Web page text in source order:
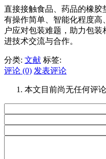
直接接触食品、药品的橡胶
有操作简单、智能化程度高
户应对包装难题，助力包
进技术交流与合作。
分类: 文献 标签:
评论 (0) 发表评论
本文目前尚无任何评